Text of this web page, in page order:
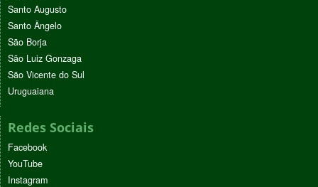
Santo Augusto
Santo Ângelo
São Borja
São Luiz Gonzaga
São Vicente do Sul
Uruguaiana
Redes Sociais
Facebook
YouTube
Instagram